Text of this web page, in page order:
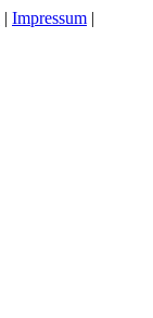
| Impressum |